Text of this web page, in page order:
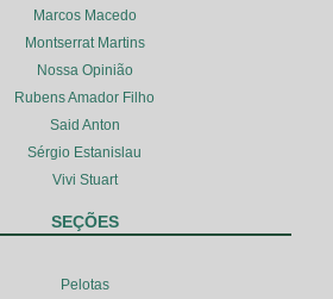
Marcos Macedo
Montserrat Martins
Nossa Opinião
Rubens Amador Filho
Said Anton
Sérgio Estanislau
Vivi Stuart
SEÇÕES
Pelotas